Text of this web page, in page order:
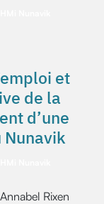
et
de la
d’une
Nunavik
Rixen